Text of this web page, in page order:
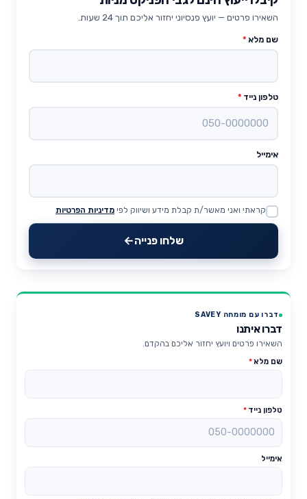
השאירו פרטים — יועץ פנסיוני יחזור אליכם תוך 24 שעות.
שם מלא *
טלפון נייד *
אימייל
Website
קראתי ואני מאשר/ת קבלת מידע ושיווק לפי מדיניות הפרטיות
שלחו פנייה
דברו עם מומחה SAVEY
דברו איתנו
השאירו פרטים ויועץ יחזור אליכם בהקדם.
שם מלא*
טלפון נייד *
אימייל